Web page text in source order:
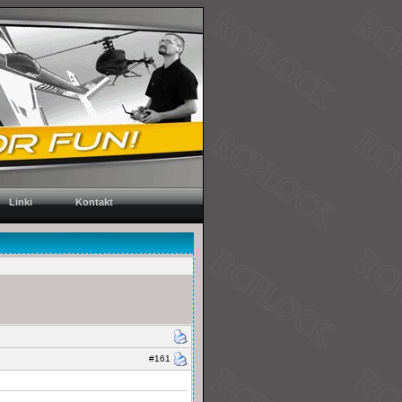
Linki Kontakt
#161